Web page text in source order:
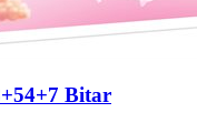
Bitar